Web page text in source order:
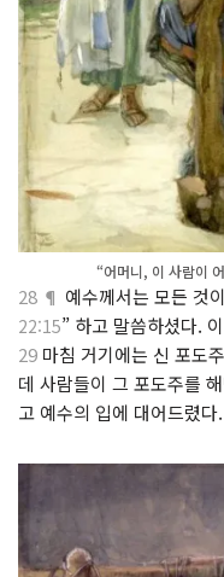
“어머니, 이 사람이
28 ¶ 예수께서는 모든 것
22:15” 하고 말씀하셨다.
29 마침 거기에는 신 포도
데 사람들이 그 포도주를
고 예수의 입에 대어드렸다.